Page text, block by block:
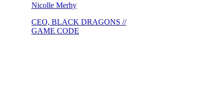
Nicolle Merhy
CEO, BLACK DRAGONS //
GAME CODE